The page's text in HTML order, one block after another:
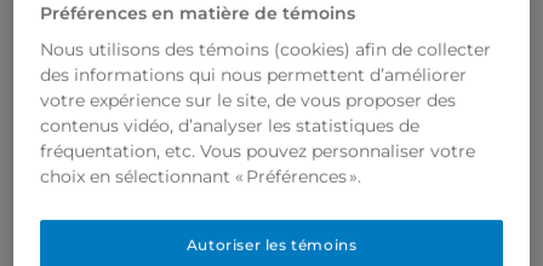
Le Podcast
Vectis est de
nouveau
disponible
10 mars 2026
Préférences en matière de témoins
Nous utilisons des témoins (cookies) afin de collecter
des informations qui nous permettent d’améliorer
votre expérience sur le site, de vous proposer des
contenus vidéo, d’analyser les statistiques de
fréquentation, etc. Vous pouvez personnaliser votre
choix en sélectionnant « Préférences ».
Autoriser les témoins